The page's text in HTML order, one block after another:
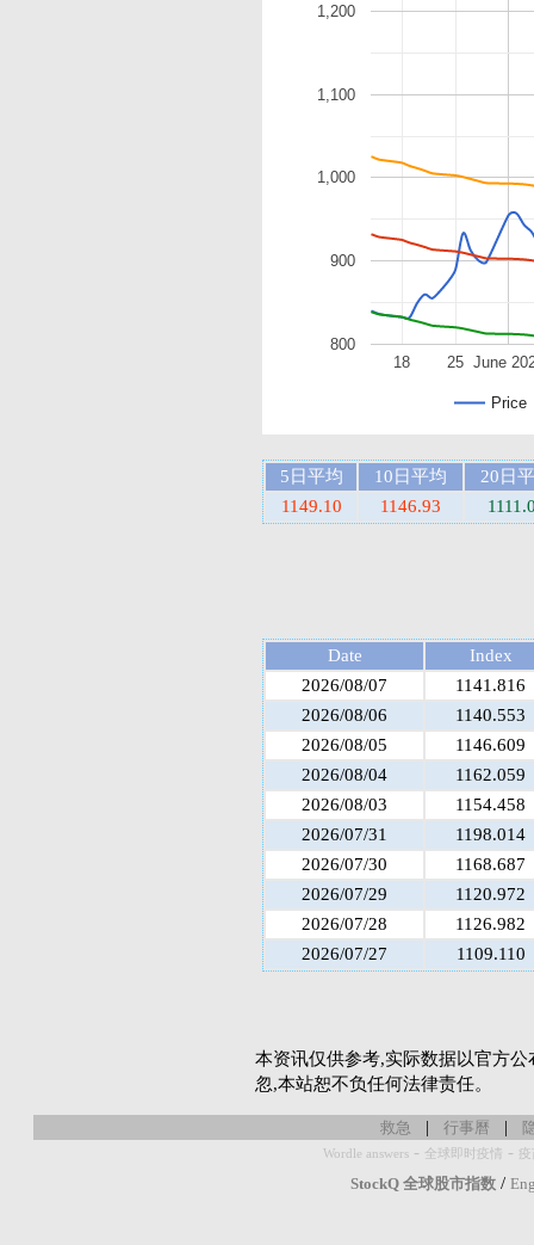
Price
June
18 25
800
900
1,000
1,100
1,200
5日平均 10日平均
20日
1149.10
1146.93
Date
Index
2026/08/07
1141.816
2026/08/06
1140.553
2026/08/05
1146.609
2026/08/04
1162.059
2026/08/03
1154.458
2026/07/31
1198.014
2026/07/30
1168.687
2026/07/29
1120.972
2026/07/28
1126.982
2026/07/27
1109.110
本资讯仅供参考,实际数据以官方
忽,本站恕不负任何法律责任。
救急 | 行事曆 |
Wordle answers - 全球即时疫情 -
StockQ 全球股市指数 /